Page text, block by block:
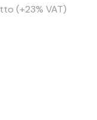
(+23% VAT)